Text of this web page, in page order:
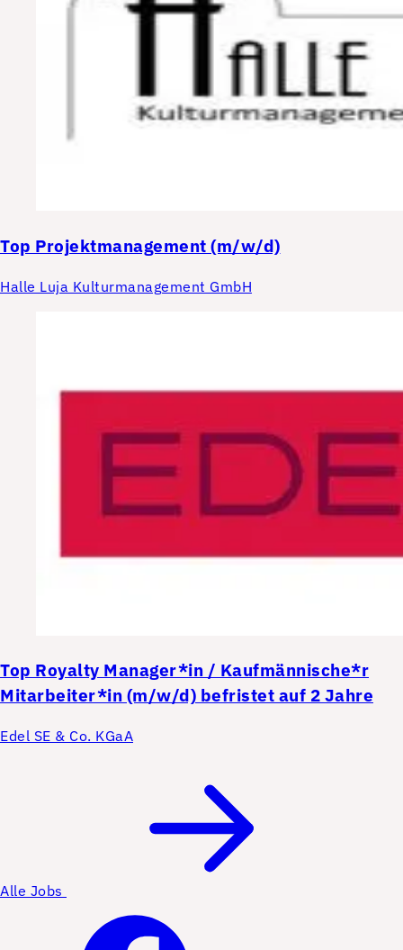
Top Projektmanagement (m/w/d)
Halle Luja Kulturmanagement GmbH
Top Royalty Manager*in / Kaufmännische*r
Mitarbeiter*in (m/w/d) befristet auf 2 Jahre
Edel SE & Co. KGaA
Alle Jobs